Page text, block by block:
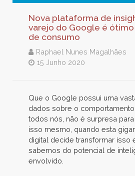
Nova plataforma de
varejo do Google é
de consumo
Raphael Nunes Magalhães
15 Junho 2020
Que o Google possui uma
dados sobre o
todos nós, não é surpresa
isso mesmo, quando esta
digital decide transformar isso
sabemos do potencial de
envolvido.